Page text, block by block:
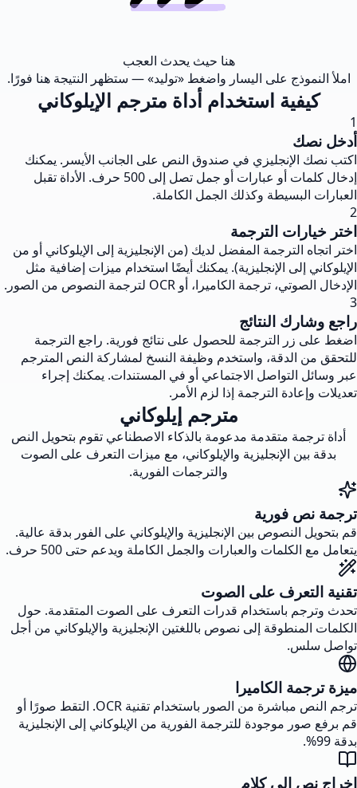
هنا حيث يحدث العجب
املأ النموذج على اليسار واضغط «توليد» — ستظهر النتيجة هنا فورًا.
كيفية استخدام أداة مترجم الإيلوكاني
1
أدخل نصك
اكتب نصك الإنجليزي في صندوق النص على الجانب الأيسر. يمكنك
إدخال كلمات أو عبارات أو جمل تصل إلى 500 حرف. الأداة تقبل
العبارات البسيطة وكذلك الجمل الكاملة.
2
اختر خيارات الترجمة
اختر اتجاه الترجمة المفضل لديك (من الإنجليزية إلى الإيلوكاني أو من
الإيلوكاني إلى الإنجليزية). يمكنك أيضًا استخدام ميزات إضافية مثل
الإدخال الصوتي، ترجمة الكاميرا، أو OCR لترجمة النصوص من الصور.
3
راجع وشارك النتائج
اضغط على زر الترجمة للحصول على نتائج فورية. راجع الترجمة
للتحقق من الدقة، واستخدم وظيفة النسخ لمشاركة النص المترجم
عبر وسائل التواصل الاجتماعي أو في المستندات. يمكنك إجراء
تعديلات وإعادة الترجمة إذا لزم الأمر.
مترجم إيلوكاني
أداة ترجمة متقدمة مدعومة بالذكاء الاصطناعي تقوم بتحويل النص
بدقة بين الإنجليزية والإيلوكاني، مع ميزات التعرف على الصوت
والترجمات الفورية.
ترجمة نص فورية
قم بتحويل النصوص بين الإنجليزية والإيلوكاني على الفور بدقة عالية.
يتعامل مع الكلمات والعبارات والجمل الكاملة ويدعم حتى 500 حرف.
تقنية التعرف على الصوت
تحدث وترجم باستخدام قدرات التعرف على الصوت المتقدمة. حول
الكلمات المنطوقة إلى نصوص باللغتين الإنجليزية والإيلوكاني من أجل
تواصل سلس.
ميزة ترجمة الكاميرا
ترجم النص مباشرة من الصور باستخدام تقنية OCR. التقط صورًا أو
قم برفع صور موجودة للترجمة الفورية من الإيلوكاني إلى الإنجليزية
بدقة 99%.
إخراج نص إلى كلام